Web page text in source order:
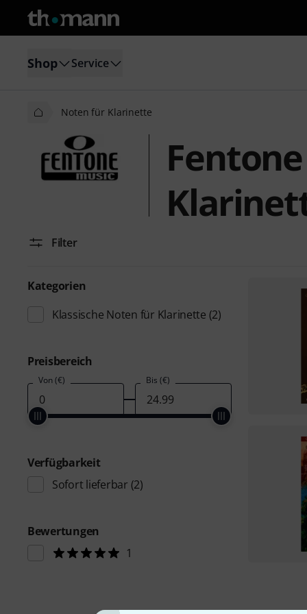
Shop Service
Noten für Klarinette
Filter
Kategorien
Klassische Noten für Klarinette (2)
Preisbereich
Von (€) Bis (€)
Verfügbarkeit
Sofort lieferbar (2)
Bewertungen
1